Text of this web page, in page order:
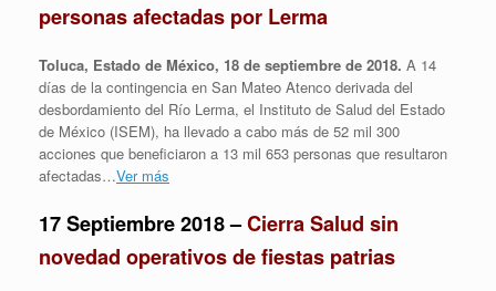
personas afectadas por Lerma
Toluca, Estado de México, 18 de septiembre de 2018. A 14
días de la contingencia en San Mateo Atenco derivada del
desbordamiento del Río Lerma, el Instituto de Salud del Estado
de México (ISEM), ha llevado a cabo más de 52 mil 300
acciones que beneficiaron a 13 mil 653 personas que resultaron
afectadas…Ver más
17 Septiembre 2018 –Cierra Salud sin
novedad operativos de fiestas patrias